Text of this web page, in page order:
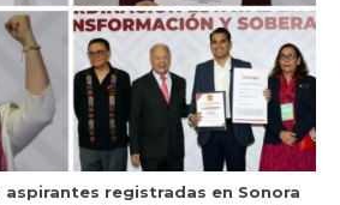
aspirantes registradas en Sonora